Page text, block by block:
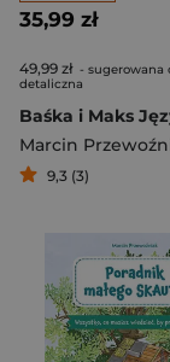
35,99 zł
49,99 zł - sugerowana
detaliczna
Marcin
9,3 (3)